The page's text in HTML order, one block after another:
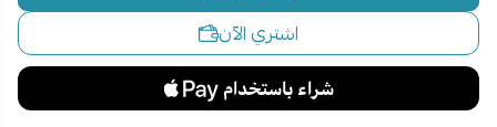
اشتري الآن